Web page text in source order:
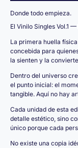
Donde todo empieza.
El Vinilo Singles Vol.1
La primera huella
concebida para
la sienten y la
Dentro del universo
el punto inicial: el
tangible. Aquí no hay
Cada unidad de esta
detalle estético, sino
único porque cada
No existe una copia